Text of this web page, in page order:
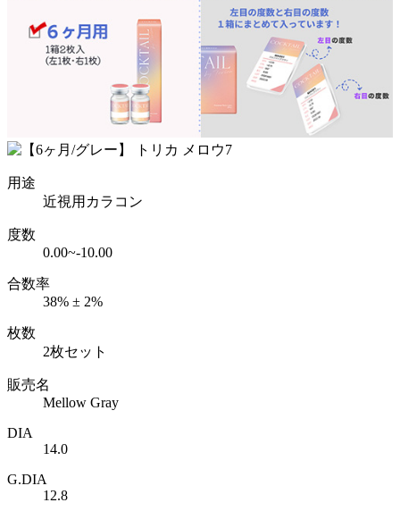
用途
近視用カラコン
度数
0.00~-10.00
合数率
38% ± 2%
枚数
2枚セット
販売名
Mellow Gray
DIA
14.0
G.DIA
12.8